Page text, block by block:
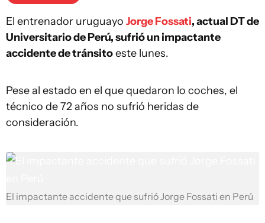
El entrenador uruguayo Jorge Fossati, actual DT de
Universitario de Perú, sufrió un impactante
accidente de tránsitoeste lunes.
Pese al estado en el que quedaron lo coches, el
técnico de 72 años no sufrió heridas de
consideración.
El impactante accidente que sufrió Jorge Fossati en Perú